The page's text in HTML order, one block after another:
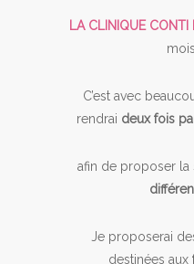
LA CLINIQUE CONTI
C’est avec
rendrai deux fois
afin de proposer
Je proposerai
destinées aux